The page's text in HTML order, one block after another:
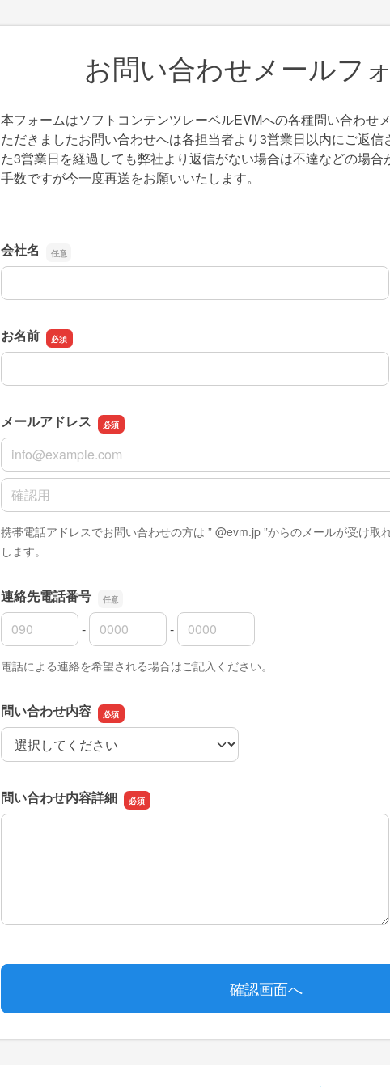
お問い合わせメールフ
本フォームはソフトコンテンツレーベルEVMへの各種問い合わせ
ただきましたお問い合わせへは各担当者より3営業日以内にご返信
た3営業日を経過しても弊社より返信がない場合は不達などの場合
手数ですが今一度再送をお願いいたします。
会社名
会社名
お名前
お名前
メールアドレス
メールアドレス
メールアドレスの確認用
携帯電話アドレスでお問い合わせの方は ” @evm.jp ”からのメールが受け取
します。
連絡先電話番号
連絡先電話番号の市外局番
-
連絡先電話番号の市内局番 -
連絡先電話番号の加入者番号
電話による連絡を希望される場合はご記入ください。
問い合わせ内容
問い合わせ内容
問い合わせ内容詳細
問い合わせ内容詳細